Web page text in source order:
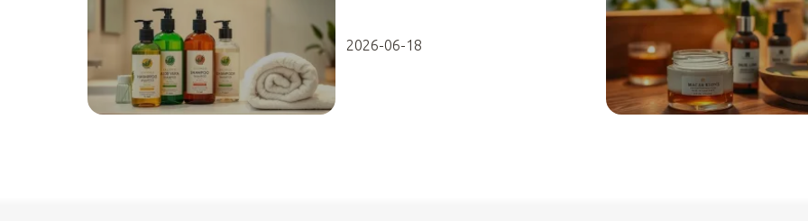
2026-06-18